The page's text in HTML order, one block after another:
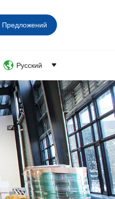
Предложений
Русский